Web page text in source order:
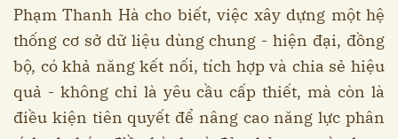
Phạm Thanh Hà cho biết, việc xây dựng một hệ
thống cơ sở dữ liệu dùng chung - hiện đại, đồng
bộ, có khả năng kết nối, tích hợp và chia sẻ hiệu
quả - không chỉ là yêu cầu cấp thiết, mà còn là
điều kiện tiên quyết để nâng cao năng lực phân